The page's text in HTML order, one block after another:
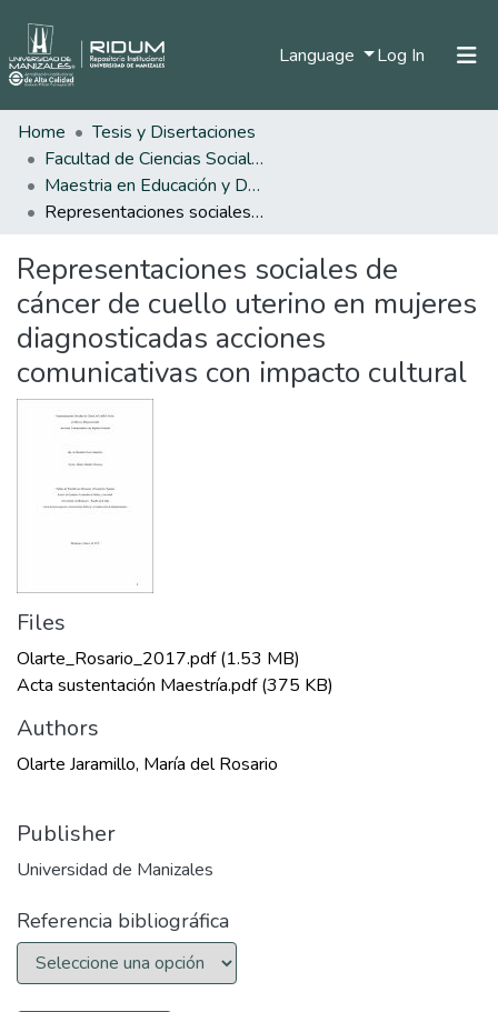
Language Log In (current)
Home
Tesis y Disertaciones
Facultad de Ciencias Sociales y Humanas
Maestria en Educación y Desarrollo Humano
Representaciones sociales de cáncer de cuello uterino en mujeres diagnosticadas acciones comunicativas con impacto cultural
Representaciones sociales de
cáncer de cuello uterino en mujeres
diagnosticadas acciones
comunicativas con impacto cultural
Files
Olarte_Rosario_2017.pdf(1.53 MB)
Acta sustentación Maestría.pdf(375 KB)
Authors
Olarte Jaramillo, María del Rosario
Publisher
Universidad de Manizales
Referencia bibliográfica